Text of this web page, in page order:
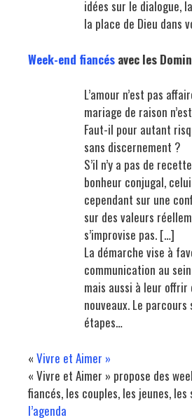
idées sur le dialogue,
la place de Dieu dans
Week-end fiancés avec les
L’amour n’est pas
mariage de raison
Faut-il pour autant
sans discernement ?
S’il n’y a pas de
bonheur conjugal,
cependant sur une
sur des valeurs
s’improvise pas. […]
La démarche vise à
communication au
mais aussi à leur offrir
nouveaux. Le
étapes…
« Vivre et Aimer »
« Vivre et Aimer » propose des
fiancés, les couples, les jeunes, les
l’agenda